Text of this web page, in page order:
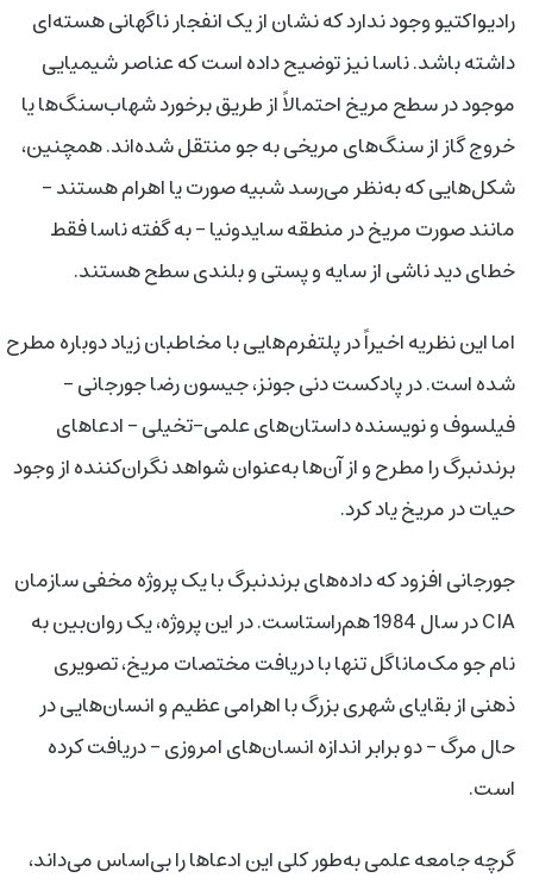
رادیواکتیو وجود ندارد که نشان از یک انفجار ناگهانی هسته‌ای
داشته باشد. ناسا نیز توضیح داده است که عناصر شیمیایی
موجود در سطح مریخ احتمالاً از طریق برخورد شهاب‌سنگ‌ها یا
خروج گاز از سنگ‌های مریخی به جو منتقل شده‌اند. همچنین،
شکل‌هایی که به‌نظر می‌رسد شبیه صورت یا اهرام هستند –
مانند صورت مریخ در منطقه سایدونیا – به گفته ناسا فقط
خطای دید ناشی از سایه و پستی و بلندی سطح هستند.
اما این نظریه اخیراً در پلتفرم‌هایی با مخاطبان زیاد دوباره مطرح
شده است. در پادکست دنی جونز، جیسون رضا جورجانی –
فیلسوف و نویسنده داستان‌های علمی–تخیلی – ادعاهای
برندنبرگ را مطرح و از آن‌ها به‌عنوان شواهد نگران‌کننده از وجود
حیات در مریخ یاد کرد.
جورجانی افزود که داده‌های برندنبرگ با یک پروژه مخفی سازمان
CIA در سال 1984 هم‌راستاست. در این پروژه، یک روان‌بین به
نام جو مک‌ماناگل تنها با دریافت مختصات مریخ، تصویری
ذهنی از بقایای شهری بزرگ با اهرامی عظیم و انسان‌هایی در
حال مرگ – دو برابر اندازه انسان‌های امروزی – دریافت کرده
است.
گرچه جامعه علمی به‌طور کلی این ادعاها را بی‌اساس می‌داند،